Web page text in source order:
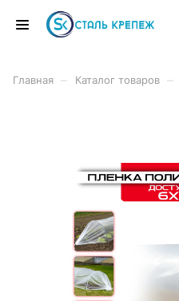
Главная Каталог товаров